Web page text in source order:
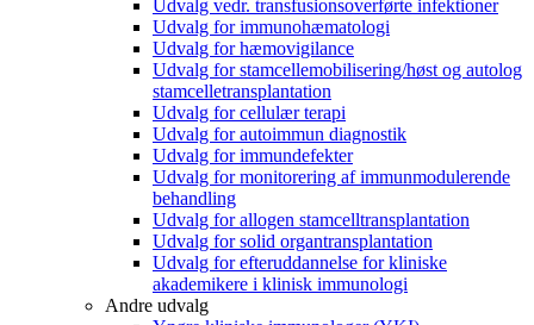
Udvalg vedr. transfusionsoverførte infektioner
Udvalg for immunohæmatologi
Udvalg for hæmovigilance
Udvalg for stamcellemobilisering/høst og autolog
stamcelletransplantation
Udvalg for cellulær terapi
Udvalg for autoimmun diagnostik
Udvalg for immundefekter
Udvalg for monitorering af immunmodulerende
behandling
Udvalg for allogen stamcelltransplantation
Udvalg for solid organtransplantation
Udvalg for efteruddannelse for kliniske
akademikere i klinisk immunologi
Andre udvalg